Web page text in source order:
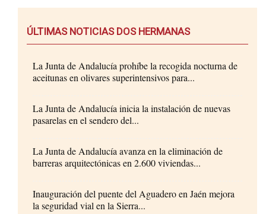
ÚLTIMAS NOTICIAS DOS HERMANAS
La Junta de Andalucía prohíbe la recogida nocturna de
aceitunas en olivares superintensivos para...
La Junta de Andalucía inicia la instalación de nuevas
pasarelas en el sendero del...
La Junta de Andalucía avanza en la eliminación de
barreras arquitectónicas en 2.600 viviendas...
Inauguración del puente del Aguadero en Jaén mejora
la seguridad vial en la Sierra...